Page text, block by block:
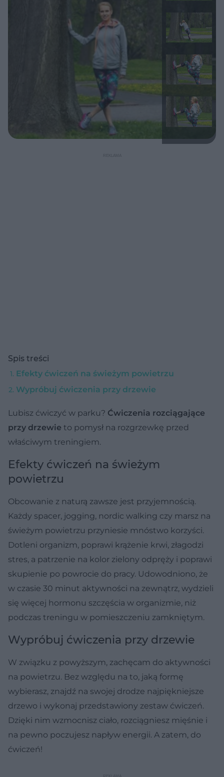
Spis treści
Efekty ćwiczeń na świeżym powietrzu
Wypróbuj ćwiczenia przy drzewie
Lubisz ćwiczyć w parku? Ćwiczenia rozciągające
przy drzewie to pomysł na rozgrzewkę przed
właściwym treningiem.
Efekty ćwiczeń na świeżym
powietrzu
Obcowanie z naturą zawsze jest przyjemnością.
Każdy spacer, jogging, nordic walking czy marsz na
świeżym powietrzu przyniesie mnóstwo korzyści.
Dotleni organizm, poprawi krążenie krwi, złagodzi
stres, a patrzenie na kolor zielony odpręży i poprawi
skupienie po powrocie do pracy. Udowodniono, że
w czasie 30 minut aktywności na zewnątrz, wydzieli
się więcej hormonu szczęścia w organizmie, niż
podczas treningu w pomieszczeniu zamkniętym.
Wypróbuj ćwiczenia przy drzewie
W związku z powyższym, zachęcam do aktywności
na powietrzu. Bez względu na to, jaką formę
wybierasz, znajdź na swojej drodze najpiękniejsze
drzewo i wykonaj przedstawiony zestaw ćwiczeń.
Dzięki nim wzmocnisz ciało, rozciągniesz mięśnie i
na pewno poczujesz napływ energii. A zatem, do
ćwiczeń!